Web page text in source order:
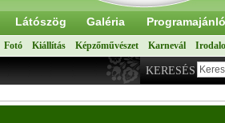
Látószög Galéria Programajánló
Fotó Kiállítás Képzőművészet Karnevál
KERESÉS